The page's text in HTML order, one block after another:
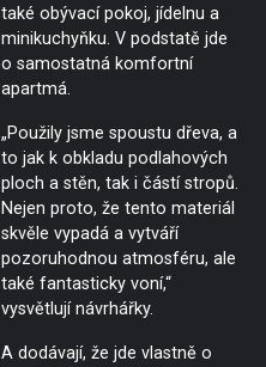
také obývací pokoj, jídelnu a
minikuchyňku. V podstatě jde
o samostatná komfortní
apartmá.
„Použily jsme spoustu dřeva, a
to jak k obkladu podlahových
ploch a stěn, tak i částí stropů.
Nejen proto, že tento materiál
skvěle vypadá a vytváří
pozoruhodnou atmosféru, ale
také fantasticky voní,“
vysvětlují návrhářky.
A dodávají, že jde vlastně o